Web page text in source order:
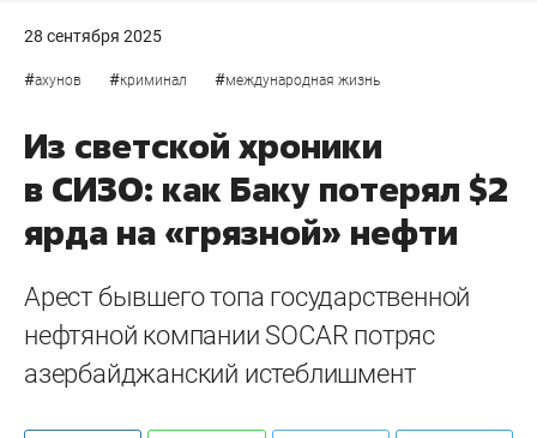
28 сентября 2025
#ахунов #криминал #международная жизнь
Из светской хроники
в СИЗО: как Баку потерял $2
ярда на «грязной» нефти
Арест бывшего топа государственной
нефтяной компании SOCAR потряс
азербайджанский истеблишмент